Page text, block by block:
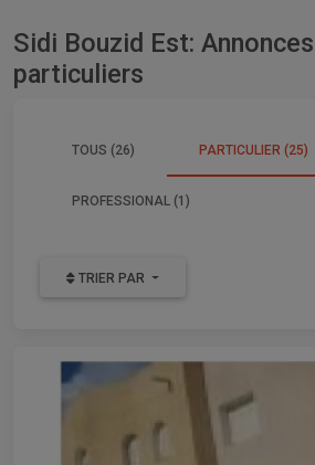
Sidi Bouzid Est:
particuliers
TOUS (26) PARTICULIER (25)
PROFESSIONAL (1)
TRIER PAR